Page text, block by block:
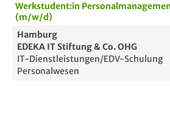
Bewertung
Werkstudent:in
(m/w/d)
Hamburg
EDEKA IT Stiftung & Co. OHG
IT-Dienstleistungen/EDV-Schulung
Personalwesen